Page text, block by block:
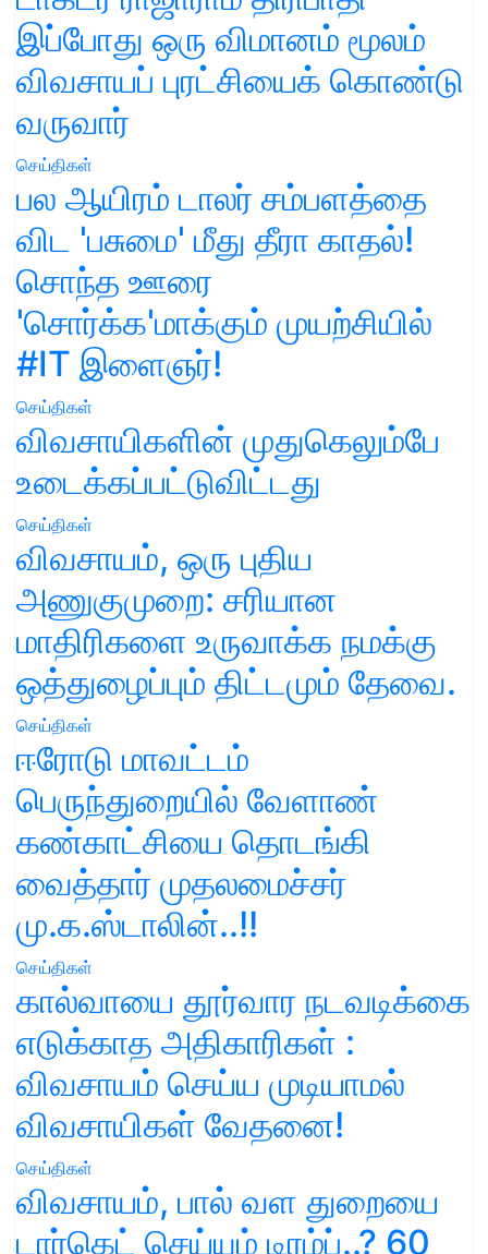
இப்போது ஒரு விமானம் மூலம்
விவசாயப் புரட்சியைக் கொண்டு
வருவார்
செய்திகள்
பல ஆயிரம் டாலர் சம்பளத்தை
விட 'பசுமை' மீது தீரா காதல்!
சொந்த ஊரை
'சொர்க்க'மாக்கும் முயற்சியில்
#IT இளைஞர்!
செய்திகள்
விவசாயிகளின் முதுகெலும்பே
உடைக்கப்பட்டுவிட்டது
செய்திகள்
விவசாயம், ஒரு புதிய
அணுகுமுறை: சரியான
மாதிரிகளை உருவாக்க நமக்கு
ஒத்துழைப்பும் திட்டமும் தேவை.
செய்திகள்
ஈரோடு மாவட்டம்
பெருந்துறையில் வேளாண்
கண்காட்சியை தொடங்கி
வைத்தார் முதலமைச்சர்
மு.க.ஸ்டாலின்..!!
செய்திகள்
கால்வாயை தூர்வார நடவடிக்கை
எடுக்காத அதிகாரிகள் :
விவசாயம் செய்ய முடியாமல்
விவசாயிகள் வேதனை!
செய்திகள்
விவசாயம், பால் வள துறையை
டார்கெட் செய்யும் டிரம்ப்..? 60